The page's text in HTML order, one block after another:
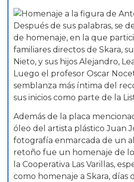
Después de sus palabras, se
de homenaje, en la que
familiares directos de Skara,
Nieto, y sus hijos Alejandro,
Luego el profesor Oscar
semblanza más íntima del
sus inicios como parte de la
Además de la placa
óleo del artista plástico Juan
fotografía enmarcada de un
retoño fue un homenaje de
la Cooperativa Las Varillas,
como homenaje a Skara, días